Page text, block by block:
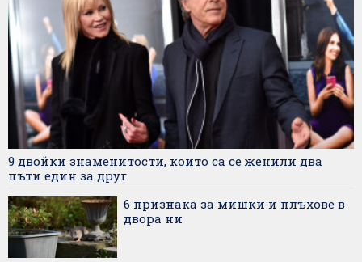
9 двойки знаменитости, които са се женили два
пъти един за друг
6 признака за мишки и плъхове в
двора ни